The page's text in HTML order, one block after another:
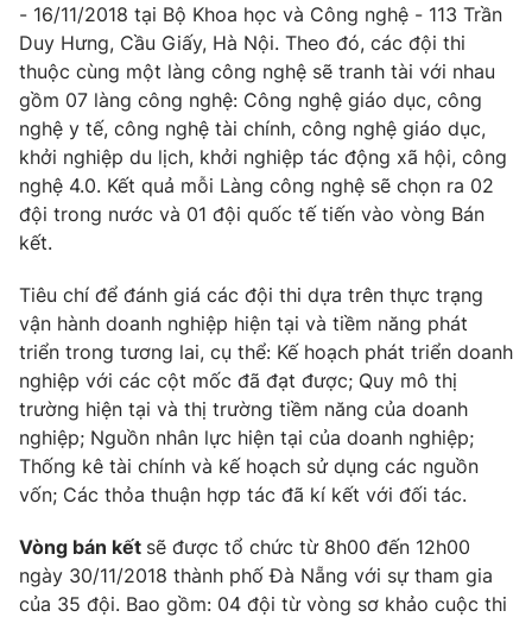
Tổng đài VTV: 024.38 355 931 - 024.38 355 932
Ðiện thoại Thời báo VTV: 024.66 897 897
Email: toasoan@vtv.vn
Liên hệ quảng cáo:024-7300.7108
® Cấm sao chép dưới mọi hình thức nếu không có sự chấp
thuận bằng văn bản. Ghi rõ nguồn VTV.vn khi phát hành lại
thông tin từ website này.
- 16/11/2018 tại Bộ Khoa học và Công nghệ - 113 Trần
Duy Hưng, Cầu Giấy, Hà Nội. Theo đó, các đội thi
thuộc cùng một làng công nghệ sẽ tranh tài với nhau
gồm 07 làng công nghệ: Công nghệ giáo dục, công
nghệ y tế, công nghệ tài chính, công nghệ giáo dục,
khởi nghiệp du lịch, khởi nghiệp tác động xã hội, công
nghệ 4.0. Kết quả mỗi Làng công nghệ sẽ chọn ra 02
đội trong nước và 01 đội quốc tế tiến vào vòng Bán
kết.
Tiêu chí để đánh giá các đội thi dựa trên thực trạng
vận hành doanh nghiệp hiện tại và tiềm năng phát
triển trong tương lai, cụ thể: Kế hoạch phát triển doanh
nghiệp với các cột mốc đã đạt được; Quy mô thị
trường hiện tại và thị trường tiềm năng của doanh
nghiệp; Nguồn nhân lực hiện tại của doanh nghiệp;
Thống kê tài chính và kế hoạch sử dụng các nguồn
vốn; Các thỏa thuận hợp tác đã kí kết với đối tác.
Vòng bán kết sẽ được tổ chức từ 8h00 đến 12h00
ngày 30/11/2018 thành phố Đà Nẵng với sự tham gia
của 35 đội. Bao gồm: 04 đội từ vòng sơ khảo cuộc thi